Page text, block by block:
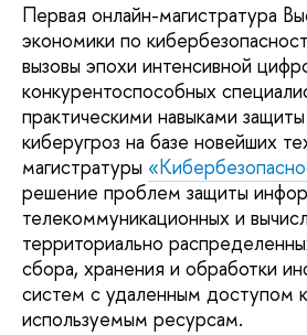
Первая онлайн-магистратура
экономики по
вызовы эпохи интенсивной
конкурентоспособных
практическими навыками
киберугроз на базе новейших
магистратуры
решение проблем защиты
телекоммуникационных и
территориально
сбора, хранения и обработки
систем с удаленным доступом
используемым ресурсам.